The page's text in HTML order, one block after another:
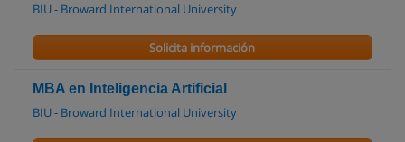
BIU - Broward International University
Solicita información
MBA en Inteligencia Artificial
BIU - Broward International University